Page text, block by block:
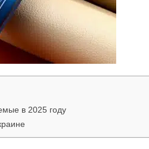
в 2025 году